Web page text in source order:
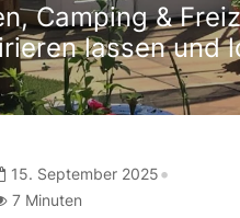
Camping &
lassen und
15. September 2025•
7 Minuten